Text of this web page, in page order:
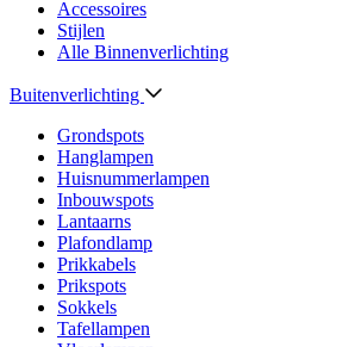
Accessoires
Stijlen
Alle Binnenverlichting
Buitenverlichting
Grondspots
Hanglampen
Huisnummerlampen
Inbouwspots
Lantaarns
Plafondlamp
Prikkabels
Prikspots
Sokkels
Tafellampen